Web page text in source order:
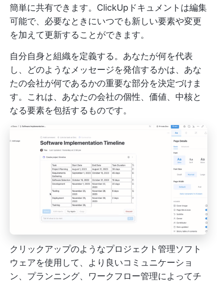
簡単に共有できます。ClickUpドキュメントは編集
可能で、必要なときにいつでも新しい要素や変更
を加えて更新することができます。
自分自身と組織を定義する。あなたが何を代表
し、どのようなメッセージを発信するかは、あな
たの会社が何であるかの重要な部分を決定づけま
す。これは、あなたの会社の個性、価値、中核と
なる要素を包括するものです。
クリックアップのようなプロジェクト管理ソフト
ウェアを使用して、より良いコミュニケーショ
ン、プランニング、ワークフロー管理によってチ